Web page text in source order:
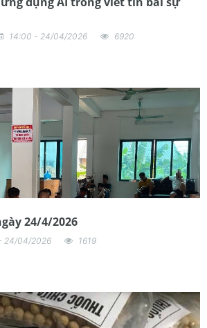
14:00 - 24/04/2026 6920
24/4/2026
24/04/2026 1619